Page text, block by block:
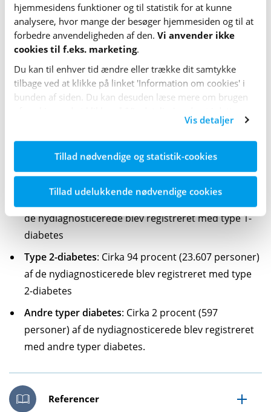
hjemme­sidens funktioner og til statistik for at kunne
analysere, hvor mange der besøger hjemme­siden og til at
forbedre anvende­lig­heden af den. Vi anvender ikke
cookies til f.eks. marketing.
Du kan til enhver tid ændre eller trække dit samtykke
tilbage ved at klikke på linket 'Information om cookies' i
bunden af siden. Du kan desuden læse mere om brugen
Vis detaljer
Tillad nødvendige og statistik-cookies
Tillad udelukkende nødvendige cookies
Hvor mange diagnos­ti­ceres årligt?
Antallet af personer, som diagnos­ticeres med diabetes
hvert år i Danmark, har været stigende gennem mange
I 2021 blev 25.065 personer diagnos­ti­ceret med
diabetes, hvoraf:
: Cirka 4 procent (861 personer) af
de ny­diagnos­ti­cerede blev registreret med type 1-
diabetes
Type 2-diabetes: Cirka 94 procent (23.607 personer)
af de ny­diagnos­ti­cerede blev registreret med type
2-diabetes
Andre typer diabetes: Cirka 2 procent (597
personer) af de ny­diagnos­ti­cerede blev registreret
med andre typer diabetes.
Referencer